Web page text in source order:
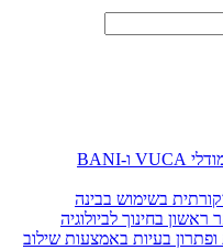
ניהול בעולם כאוטי: תפקידם של מודלי VUCA ו-BANI
בשימוש בבינה
בחינוך לביולוגיה
ופתרון בעיות באמצעות שילוב